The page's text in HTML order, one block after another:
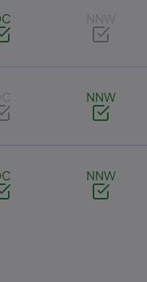
NNW
NNW
NNW